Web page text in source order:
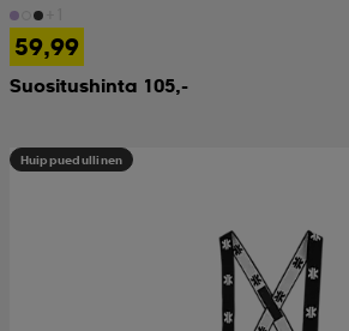
59,99
Suositushinta 105,-
Huippuedullinen